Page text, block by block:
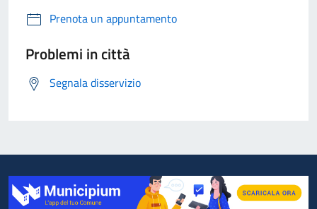
Prenota un appuntamento
Problemi in città
Segnala disservizio